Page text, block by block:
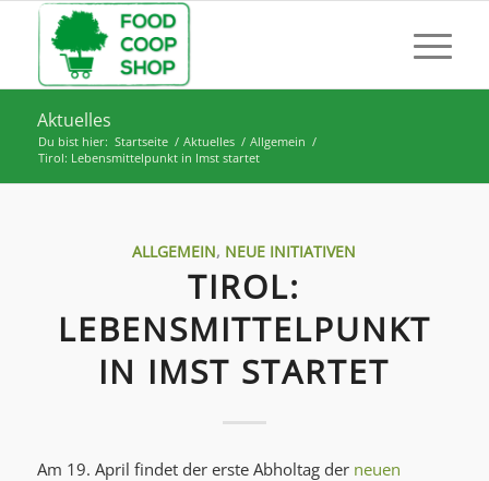
Aktuelles
Du bist hier: Startseite / Aktuelles / Allgemein /
Tirol: Lebensmittelpunkt in Imst startet
ALLGEMEIN, NEUE INITIATIVEN
TIROL:
LEBENSMITTELPUNKT
IN IMST STARTET
Am 19. April findet der erste Abholtag der neuen